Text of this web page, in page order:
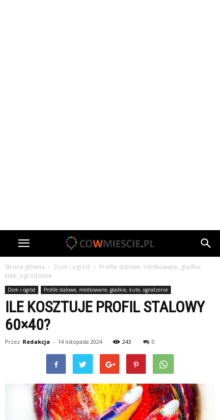
Strona główna Dom i ogród
Profile stalowe, młotkowane, gładkie,
kute, ogrodzenie
Dom i ogród Profile stalowe, młotkowane, gładkie, kute, ogrodzenie
ILE KOSZTUJE PROFIL STALOWY
60×40?
Przez Redakcja - 14 listopada 2024 243 0